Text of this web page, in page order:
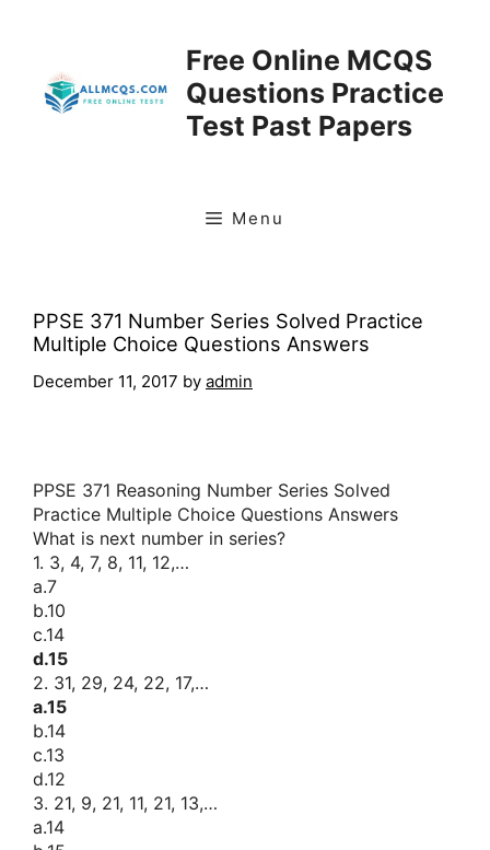
Free Online MCQS
Questions Practice
Test Past Papers
Menu
PPSE 371 Number Series Solved Practice
Multiple Choice Questions Answers
December 11, 2017 by admin
PPSE 371 Reasoning Number Series Solved
Practice Multiple Choice Questions Answers
What is next number in series?
1. 3, 4, 7, 8, 11, 12,…
a.7
b.10
c.14
d.15
2. 31, 29, 24, 22, 17,…
a.15
b.14
c.13
d.12
3. 21, 9, 21, 11, 21, 13,…
a.14